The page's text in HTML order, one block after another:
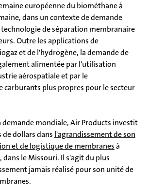
européenne du biométhane à
dans un contexte de demande
de séparation membranaire
Outre les applications de
et de l'hydrogène, la demande de
alimentée par l'utilisation
aérospatiale et par le
carburants plus propres pour le secteur
demande mondiale, Air Products investit
de dollars dans l'agrandissement de son
et de logistique de membranesà
le Missouri. Il s'agit du plus
jamais réalisé pour son unité de